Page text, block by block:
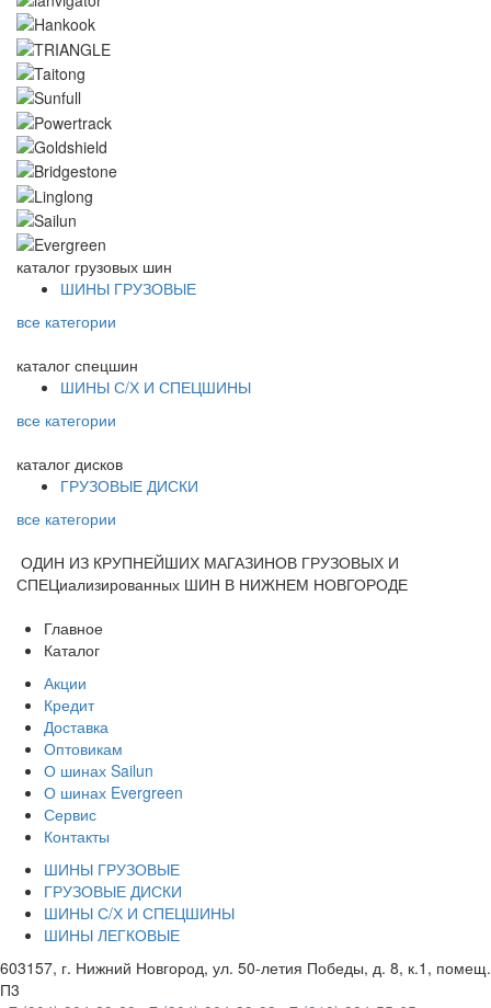
каталог грузовых шин
ШИНЫ ГРУЗОВЫЕ
все категории
каталог спецшин
ШИНЫ С/Х И СПЕЦШИНЫ
все категории
каталог дисков
ГРУЗОВЫЕ ДИСКИ
все категории
ОДИН ИЗ КРУПНЕЙШИХ МАГАЗИНОВ ГРУЗОВЫХ И
СПЕЦиализированных ШИН В НИЖНЕМ НОВГОРОДЕ
Главное
Каталог
Акции
Кредит
Доставка
Оптовикам
О шинах Sailun
О шинах Evergreen
Сервис
Контакты
ШИНЫ ГРУЗОВЫЕ
ГРУЗОВЫЕ ДИСКИ
ШИНЫ С/Х И СПЕЦШИНЫ
ШИНЫ ЛЕГКОВЫЕ
603157, г. Нижний Новгород, ул. 50-летия Победы, д. 8, к.1, помещ.
П3